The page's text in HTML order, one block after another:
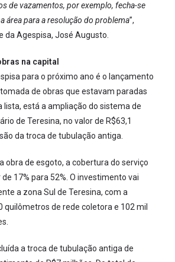
de vazamentos, por exemplo, fecha-se
área para a resolução do problema”,
da Agespisa, José Augusto.
na capital
para o próximo ano é o lançamento
de obras que estavam paradas
lista, está a ampliação do sistema de
de Teresina, no valor de R$63,1
da troca de tubulação antiga.
obra de esgoto, a cobertura do serviço
17% para 52%. O investimento vai
a zona Sul de Teresina, com a
quilômetros de rede coletora e 102 mil
a troca de tubulação antiga de